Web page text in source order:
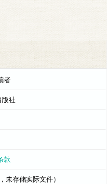
者
社
款
未存储实际文件）